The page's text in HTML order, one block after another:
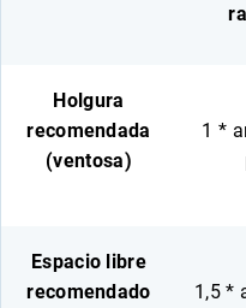
Holgura
recomendada
(ventosa)
1 *
Espacio libre
recomendado
1,5 *